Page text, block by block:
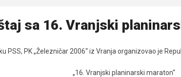
sa 16. Vranjski
PSS, PK „Železničar 2006“ iz Vranja organizovao je
„16. Vranjski planinarski maraton“